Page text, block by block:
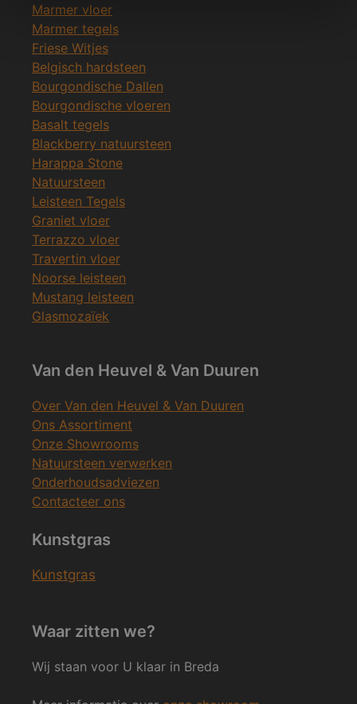
Marmer vloer
Marmer tegels
Friese Witjes
Belgisch hardsteen
Bourgondische Dallen
Bourgondische vloeren
Basalt tegels
Blackberry natuursteen
Harappa Stone
Natuursteen
Leisteen Tegels
Graniet vloer
Terrazzo vloer
Travertin vloer
Noorse leisteen
Mustang leisteen
Glasmozaïek
Van den Heuvel & Van Duuren
Over Van den Heuvel & Van Duuren
Ons Assortiment
Onze Showrooms
Natuursteen verwerken
Onderhoudsadviezen
Contacteer ons
Kunstgras
Kunstgras
Waar zitten we?
Wij staan voor U klaar in Breda